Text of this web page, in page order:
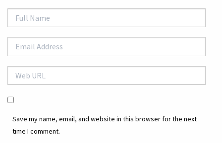
Save my name, email, and website in this browser for the next
time I comment.